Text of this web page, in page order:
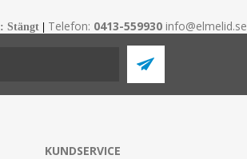
: Stängt Telefon: 0413-559930 info@elmelid.se
KUNDSERVICE